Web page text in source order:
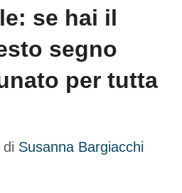
se hai il
segno
per tutta
di Susanna Bargiacchi